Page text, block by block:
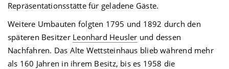
Repräsentationsstätte für geladene Gäste.
Weitere Umbauten folgten 1795 und 1892 durch den
späteren Besitzer Leonhard Heusler und dessen
Nachfahren. Das Alte Wettsteinhaus blieb während mehr
als 160 Jahren in ihrem Besitz, bis es 1958 die